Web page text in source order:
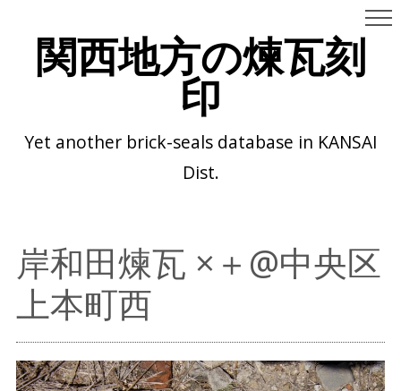
関西地方の煉瓦刻
印
Yet another brick-seals database in KANSAI
Dist.
岸和田煉瓦 ×＋@中央区
上本町西